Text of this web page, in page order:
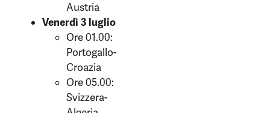
Austria
Venerdì 3 luglio
Ore 01.00:
Portogallo-
Croazia
Ore 05.00:
Svizzera-